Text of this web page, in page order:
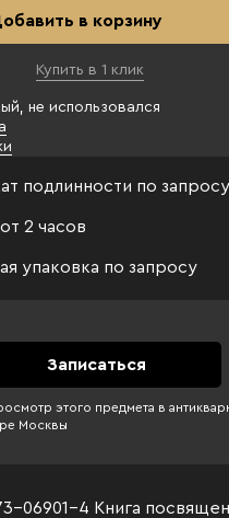
в корзину
Купить в 1 клик
не использовался
подлинности по запросу
2 часов
упаковка по запросу
Записаться
этого предмета в
Москвы
06901-4 Книга